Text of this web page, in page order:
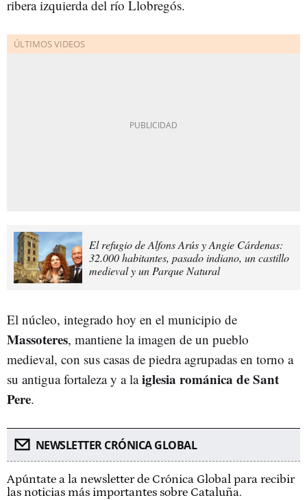
ribera izquierda del río Llobregós.
El refugio de Alfons Arús y Angie Cárdenas:
32.000 habitantes, pasado indiano, un castillo
medieval y un Parque Natural
El núcleo, integrado hoy en el municipio de
Massoteres, mantiene la imagen de un pueblo
medieval, con sus casas de piedra agrupadas en torno a
su antigua fortaleza y a laiglesia románica de Sant
Pere.
NEWSLETTER CRÓNICA GLOBAL
Apúntate a la newsletter de Crónica Global para recibir
las noticias más importantes sobre Cataluña.